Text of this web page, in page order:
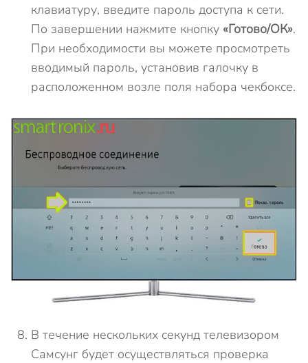
клавиатуру, введите пароль доступа к сети.
По завершении нажмите кнопку «Готово/ОК».
При необходимости вы можете просмотреть
вводимый пароль, установив галочку в
расположенном возле поля набора чекбоксе.
В течение нескольких секунд телевизором
Самсунг будет осуществляться проверка